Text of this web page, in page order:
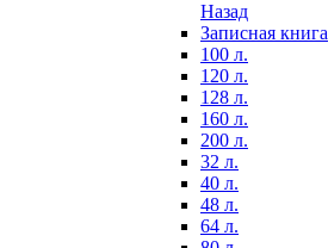
Назад
Записная книга
100 л.
120 л.
128 л.
160 л.
200 л.
32 л.
40 л.
48 л.
64 л.